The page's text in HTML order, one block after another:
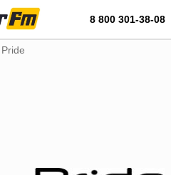
8 800 301-38-08
Pride